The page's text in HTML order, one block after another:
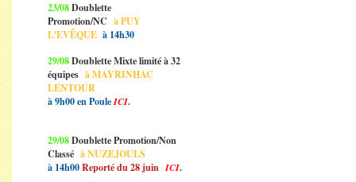
23/08Doublette
Promotion/NC à PUY
L'EVÊQUE à 14h30
29/08Doublette Mixte limité à 32
équipes à MAYRINHAC
LENTOUR
à 9h00 en PouleICI.
29/08Doublette Promotion/Non
Classé à NUZEJOULS
à 14h00Reporté du 28 juin ICI.